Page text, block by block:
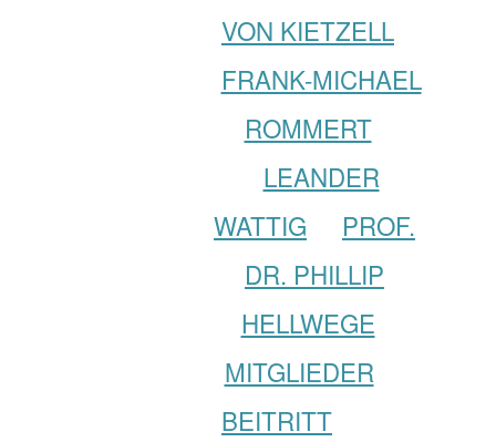
VON KIETZELL
FRANK-MICHAEL
ROMMERT
LEANDER
WATTIG
PROF.
DR. PHILLIP
HELLWEGE
MITGLIEDER
BEITRITT